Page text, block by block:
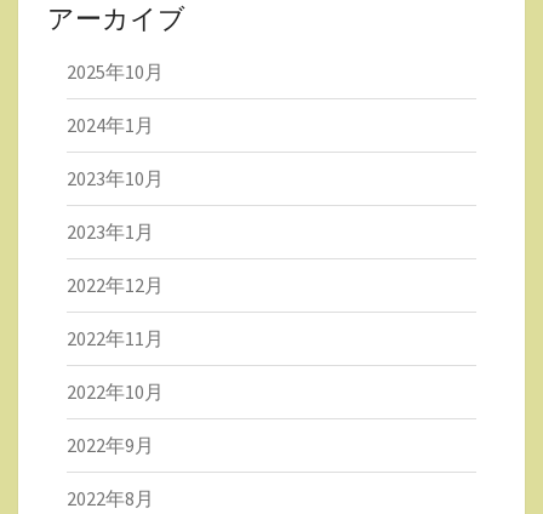
アーカイブ
2025年10月
2024年1月
2023年10月
2023年1月
2022年12月
2022年11月
2022年10月
2022年9月
2022年8月